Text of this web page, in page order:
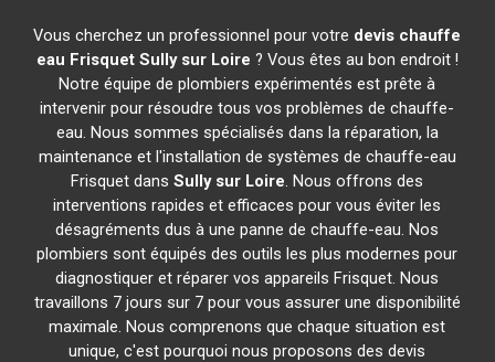
Vous cherchez un professionnel pour votre devis chauffe
eau Frisquet Sully sur Loire ? Vous êtes au bon endroit !
Notre équipe de plombiers expérimentés est prête à
intervenir pour résoudre tous vos problèmes de chauffe-
eau. Nous sommes spécialisés dans la réparation, la
maintenance et l'installation de systèmes de chauffe-eau
Frisquet dansSully sur Loire. Nous offrons des
interventions rapides et efficaces pour vous éviter les
désagréments dus à une panne de chauffe-eau. Nos
plombiers sont équipés des outils les plus modernes pour
diagnostiquer et réparer vos appareils Frisquet. Nous
travaillons 7 jours sur 7 pour vous assurer une disponibilité
maximale. Nous comprenons que chaque situation est
unique, c'est pourquoi nous proposons des devis